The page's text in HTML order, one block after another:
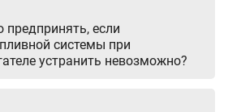
если
системы при
устранить невозможно?